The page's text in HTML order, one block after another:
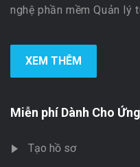
nghệ phần mềm Quản lý
XEM THÊM
Miễn phí Dành Cho
Tạo hồ sơ